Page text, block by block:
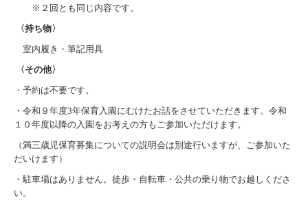
※２回とも同じ内容です。
〈持ち物〉
室内履き・筆記用具
〈その他〉
・予約は不要です。
・令和９年度3年保育入園にむけたお話をさせていただきます。令和
１０年度以降の入園をお考えの方もご参加いただけます。
（満三歳児保育募集についての説明会は別途行いますが、ご参加いた
だいけます）
・駐車場はありません。徒歩・自転車・公共の乗り物でお越しくださ
い。